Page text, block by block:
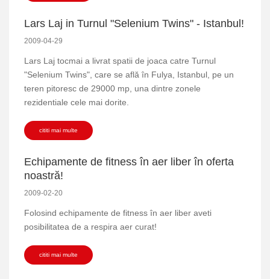
Lars Laj in Turnul "Selenium Twins" - Istanbul!
2009-04-29
Lars Laj tocmai a livrat spatii de joaca catre Turnul
"Selenium Twins", care se află în Fulya, Istanbul, pe un
teren pitoresc de 29000 mp, una dintre zonele
rezidentiale cele mai dorite.
cititi mai multe
Echipamente de fitness în aer liber în oferta
noastră!
2009-02-20
Folosind echipamente de fitness în aer liber aveti
posibilitatea de a respira aer curat!
cititi mai multe